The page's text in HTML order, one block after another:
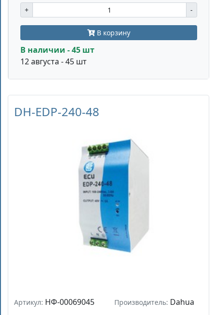
+ -
В корзину
В наличии - 45 шт
12 августа - 45 шт
DH-EDP-240-48
Артикул: НФ-00069045 Производитель: Dahua